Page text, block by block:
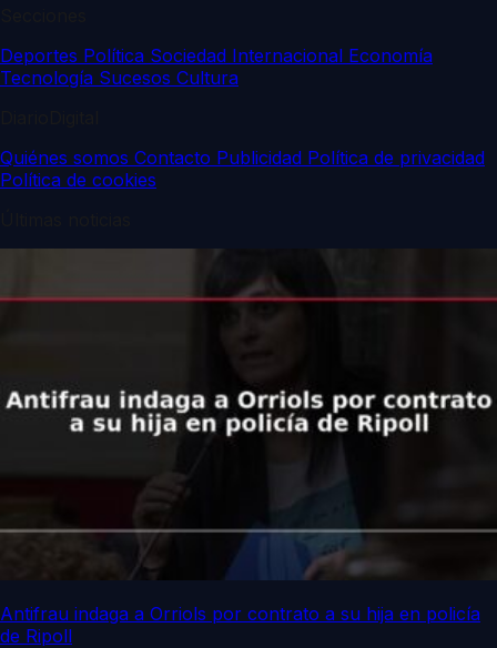
Deportes Política Sociedad Internacional Economía
Tecnología Sucesos Cultura
Quiénes somos Contacto Publicidad Política de privacidad
Política de cookies
Antifrau indaga a Orriols por contrato a su hija en policía
de Ripoll